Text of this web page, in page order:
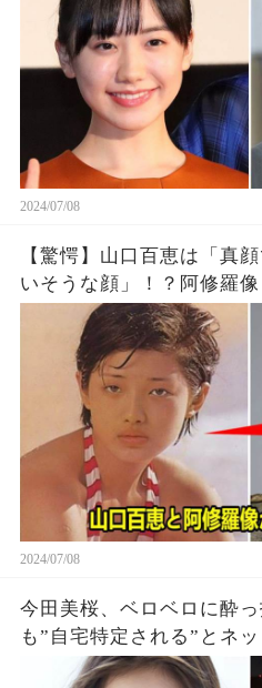
2024/07/08
【驚愕】山口百恵は「真
いそうな顔」！？阿修羅
愕…→その真相とは？？
2024/07/08
今田美桜、ベロベロに酔
も”自宅特定される”とネ
はわかる」「割と近くだっ